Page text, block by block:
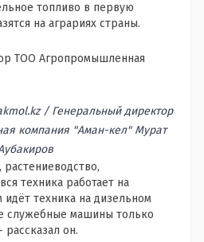
топливо в первую
на аграриях страны.
/ Генеральный директор
компания "Аман-кел" Мурат
техника работает на
техника на дизельном
служебные машины только
он.